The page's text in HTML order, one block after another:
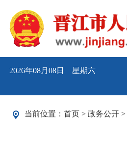
2026年08月08日 星期六
当前位置： 首页 > 政务公开 >